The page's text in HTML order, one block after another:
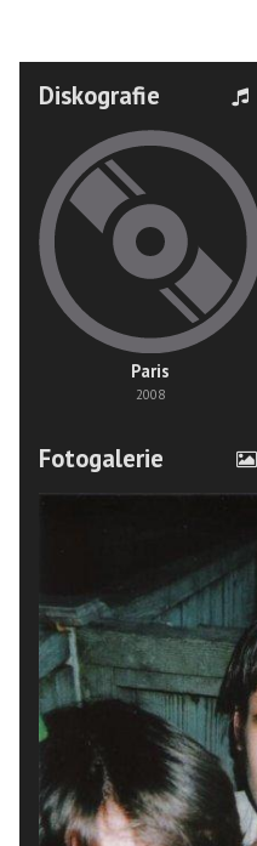
Diskografie
Paris
2008
Fotogalerie